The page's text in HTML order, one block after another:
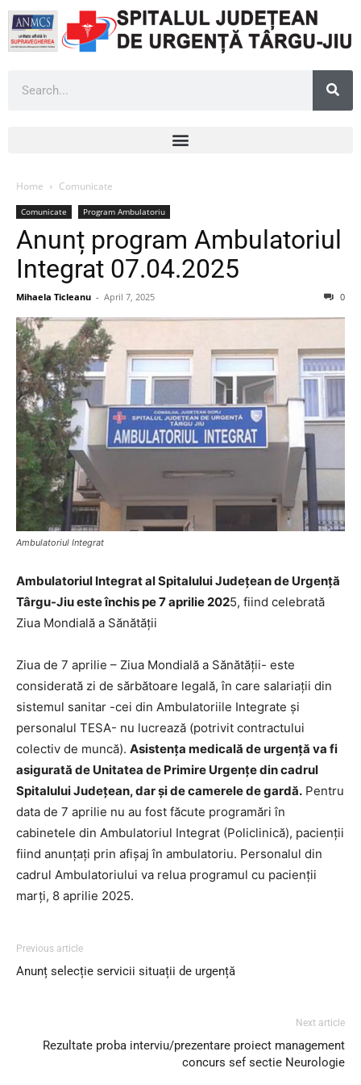
Home Comunicate
Comunicate Program Ambulatoriu
Anunț program Ambulatoriul
Integrat 07.04.2025
Mihaela Ticleanu - April 7, 2025 0
Ambulatoriul Integrat
Ambulatoriul Integrat al Spitalului Județean de Urgență
Târgu-Jiu este închis pe 7 aprilie 2025, fiind celebrată
Ziua Mondială a Sănătății
Ziua de 7 aprilie – Ziua Mondială a Sănătății- este
considerată zi de sărbătoare legală, în care salariații din
sistemul sanitar -cei din Ambulatoriile Integrate și
personalul TESA- nu lucrează (potrivit contractului
colectiv de muncă). Asistența medicală de urgență va fi
asigurată de Unitatea de Primire Urgențe din cadrul
Spitalului Județean, dar și de camerele de gardă. Pentru
data de 7 aprilie nu au fost făcute programări în
cabinetele din Ambulatoriul Integrat (Policlinică), pacienții
fiind anunțați prin afișaj în ambulatoriu. Personalul din
cadrul Ambulatoriului va relua programul cu pacienții
marți, 8 aprilie 2025.
Previous article
Anunț selecție servicii situații de urgență
Next article
Rezultate proba interviu/prezentare proiect management
concurs sef sectie Neurologie